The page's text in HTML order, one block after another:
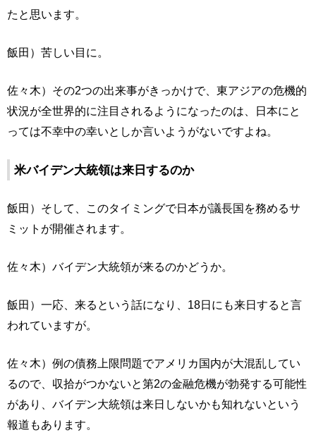
たと思います。
飯田）苦しい目に。
佐々木）その2つの出来事がきっかけで、東アジアの危機的
状況が全世界的に注目されるようになったのは、日本にと
っては不幸中の幸いとしか言いようがないですよね。
米バイデン大統領は来日するのか
飯田）そして、このタイミングで日本が議長国を務めるサ
ミットが開催されます。
佐々木）バイデン大統領が来るのかどうか。
飯田）一応、来るという話になり、18日にも来日すると言
われていますが。
佐々木）例の債務上限問題でアメリカ国内が大混乱してい
るので、収拾がつかないと第2の金融危機が勃発する可能性
があり、バイデン大統領は来日しないかも知れないという
報道もあります。